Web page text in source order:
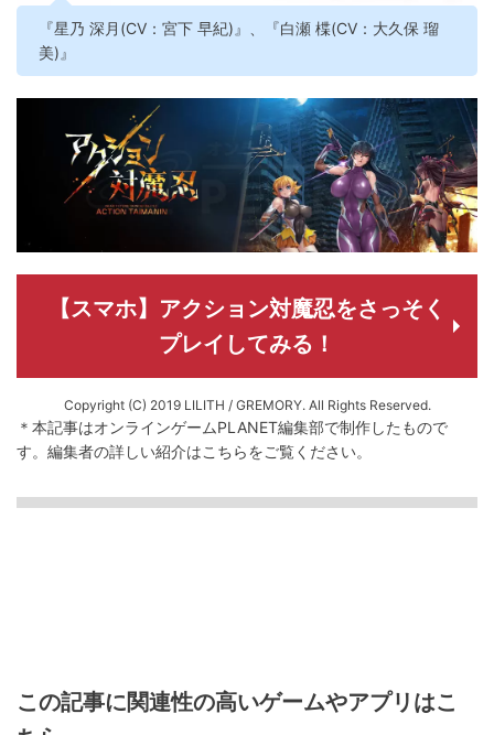
『星乃 深月(CV：宮下 早紀)』、『白瀬 楪(CV：大久保 瑠
美)』
【スマホ】アクション対魔忍をさっそく
プレイしてみる！
Copyright (C) 2019 LILITH / GREMORY. All Rights Reserved.
＊本記事はオンラインゲームPLANET編集部で制作したもので
す。 編集者の詳しい紹介はこちらをご覧ください。
この記事に関連性の高いゲームやアプリはこ